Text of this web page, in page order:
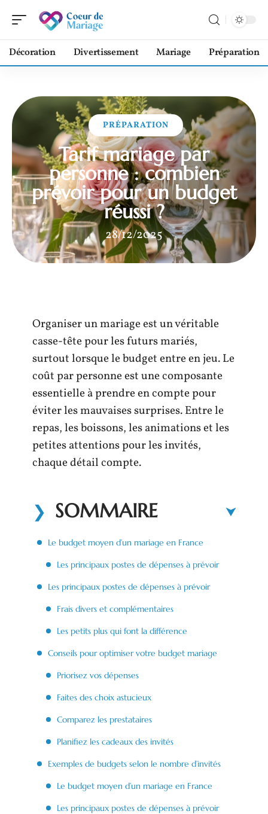
Décoration Divertissement Mariage Préparation
PRÉPARATION
Tarif mariage par
personne : combien
prévoir pour un budget
réussi ?
28/12/2025
Organiser un mariage est un véritable
casse-tête pour les futurs mariés,
surtout lorsque le budget entre en jeu. Le
coût par personne est une composante
essentielle à prendre en compte pour
éviter les mauvaises surprises. Entre le
repas, les boissons, les animations et les
petites attentions pour les invités,
chaque détail compte.
SOMMAIRE
Le budget moyen d’un mariage en France
Les principaux postes de dépenses à prévoir
Les principaux postes de dépenses à prévoir
Frais divers et complémentaires
Les petits plus qui font la différence
Conseils pour optimiser votre budget mariage
Priorisez vos dépenses
Faites des choix astucieux
Comparez les prestataires
Planifiez les cadeaux des invités
Exemples de budgets selon le nombre d’invités
Le budget moyen d’un mariage en France
Les principaux postes de dépenses à prévoir